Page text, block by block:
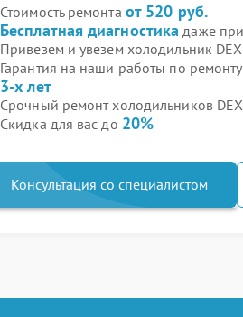
Стоимость ремонта от 520 руб.
Бесплатная диагностика даже
Привезем и увезем холодильник
Гарантия на наши работы по
3-х лет
Срочный ремонт холодильников
Скидка для вас до 20%
Консультация со специалистом